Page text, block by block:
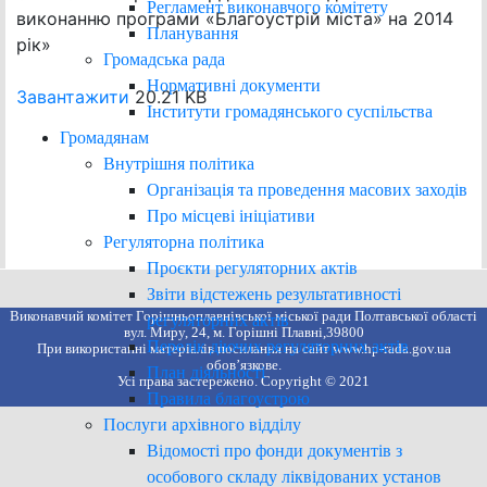
Регламент виконавчого комітету
Планування
Громадська рада
Нормативні документи
Інститути громадянського суспільства
Громадянам
Внутрішня політика
Організація та проведення масових заходів
Про місцеві ініціативи
Регуляторна політика
Проєкти регуляторних актів
Звіти відстежень результативності
регуляторних актів
Перелік діючих регуляторних актів
План діяльності
Правила благоустрою
Послуги архівного відділу
Відомості про фонди документів з
особового складу ліквідованих установ
виконанню програми «Благоустрій міста» на 2014
рік»
Завантажити 20.21 KB
Виконавчий комітет Горішньоплавнівської міської ради Полтавської області
вул. Миру, 24, м. Горішні Плавні,39800
При використанні матеріалів посилання на сайт www.hp-rada.gov.ua
обов’язкове.
Усі права застережено. Copyright © 2021